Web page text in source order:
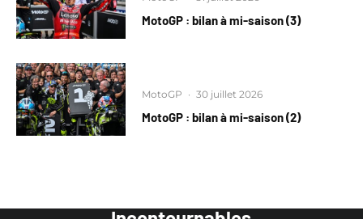
MotoGP : bilan à mi-saison (3)
MotoGP · 30 juillet 2026
MotoGP : bilan à mi-saison (2)